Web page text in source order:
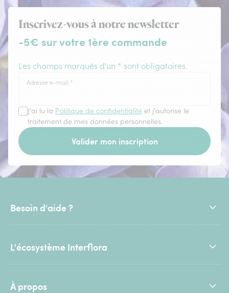
Inscrivez-vous à notre newsletter
-5€ sur votre 1ère commande
Les champs marqués d'un * sont obligatoires.
Adresse e-mail *
J'ai lu la Politique de confidentialité et j'autorise le
traitement de mes données personnelles.
Valider mon inscription
Besoin d'aide ?
L'écosystème Interflora
À propos